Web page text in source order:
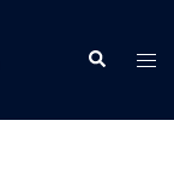
検
索
ト
ル